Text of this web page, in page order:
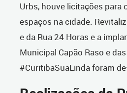
Urbs, houve licitações para
espaços na cidade.
e da Rua 24 Horas e a
Municipal Capão Raso e
#CuritibaSuaLinda foram